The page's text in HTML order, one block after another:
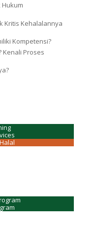
Hukum
Kritis Kehalalannya
Kompetensi?
Kenali Proses